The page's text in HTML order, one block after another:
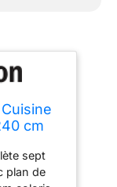
cm
sept
plan de